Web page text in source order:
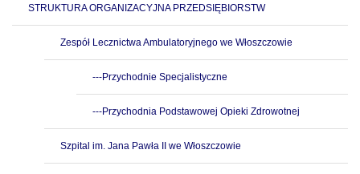
STRUKTURA ORGANIZACYJNA PRZEDSIĘBIORSTW
Zespół Lecznictwa Ambulatoryjnego we Włoszczowie
---Przychodnie Specjalistyczne
---Przychodnia Podstawowej Opieki Zdrowotnej
Szpital im. Jana Pawła II we Włoszczowie